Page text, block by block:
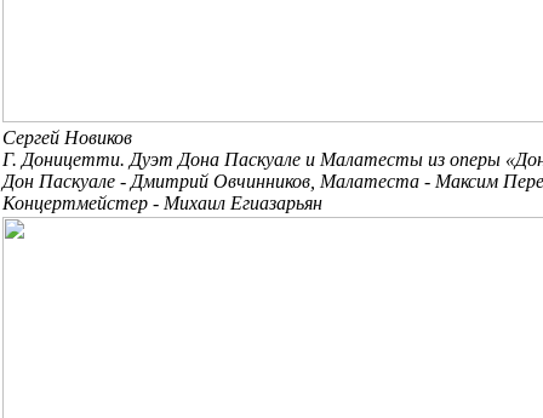
Сергей Новиков
Г. Доницетти. Дуэт Дона Паскуале и Малатесты из оперы
Дон Паскуале - Дмитрий Овчинников, Малатеста - Максим
Концертмейстер - Михаил Егиазарьян